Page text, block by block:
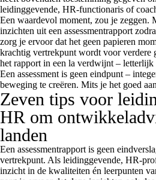
leidinggevende, HR-functionaris of
Een waardevol moment, zou je zeggen.
inzichten uit een assessmentrapport
zorg je ervoor dat het geen papieren
krachtig vertrekpunt wordt voor verdere
het rapport in een la verdwijnt –
Een assessment is geen eindpunt –
beweging te creëren. Mits je het goed
Zeven tips voor
HR om
landen
Een assessmentrapport is geen
vertrekpunt. Als leidinggevende, HR-
inzicht in de kwaliteiten én leerpunten